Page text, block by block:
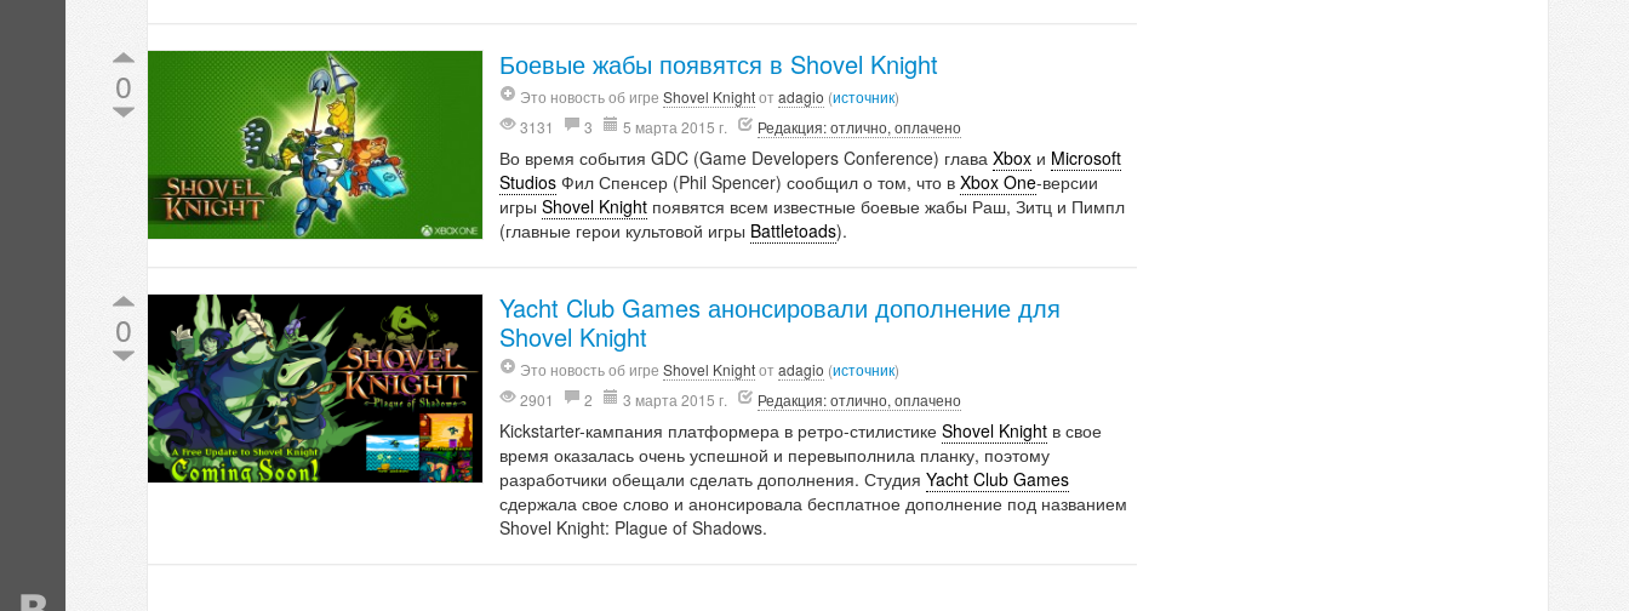
0 Боевые жабы появятся в Shovel Knight
Это новость об игре Shovel Knightотadagio (источник)
3131
3 5 марта 2015 г. Редакция: отлично, оплачено
Во время события GDC (Game Developers Conference) глава Xboxи Microsoft
StudiosФил Спенсер (Phil Spencer) сообщил о том, что в Xbox One-версии
игры Shovel Knightпоявятся всем известные боевые жабы Раш, Зитц и Пимпл
(главные герои культовой игры Battletoads).
0
Yacht Club Games анонсировали дополнение для
Shovel Knight
Это новость об игре Shovel Knightотadagio (источник)
2901
2 3 марта 2015 г. Редакция: отлично, оплачено
Kickstarter-кампания платформера в ретро-стилистике Shovel Knightв свое
время оказалась очень успешной и перевыполнила планку, поэтому
разработчики обещали сделать дополнения. Студия Yacht Club Games
сдержала свое слово и анонсировала бесплатное дополнение под названием
Shovel Knight: Plague of Shadows.